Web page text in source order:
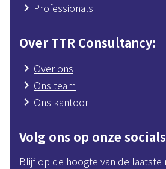
Professionals
Over TTR Consultancy
Over ons
Ons team
Ons kantoor
Volg ons op onze socials
Blijf op de hoogte van de laatste